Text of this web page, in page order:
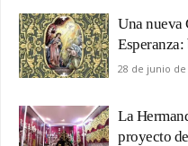
Una nueva
28 de junio de
La
proyecto